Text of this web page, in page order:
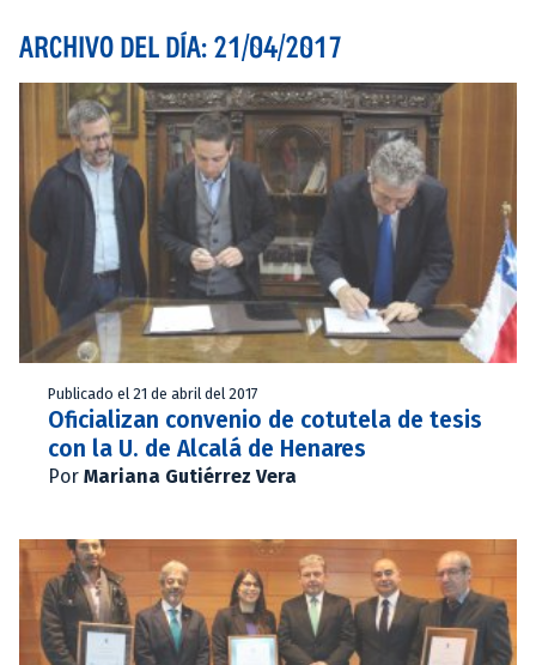
ARCHIVO DEL DÍA: 21/04/2017
Publicado el 21 de abril del 2017
Oficializan convenio de cotutela de tesis
con la U. de Alcalá de Henares
Por Mariana Gutiérrez Vera